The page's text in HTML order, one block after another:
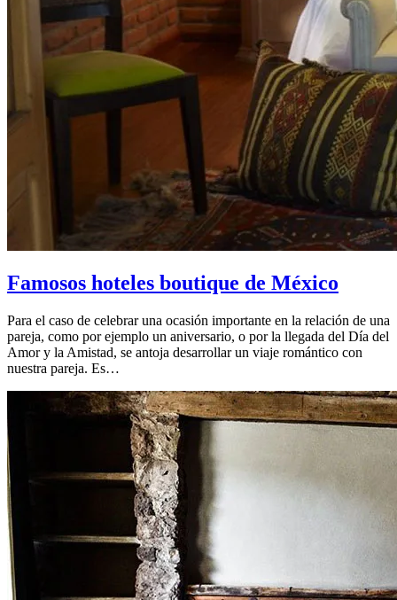
Famosos hoteles boutique de México
Para el caso de celebrar una ocasión importante en la relación de una
pareja, como por ejemplo un aniversario, o por la llegada del Día del
Amor y la Amistad, se antoja desarrollar un viaje romántico con
nuestra pareja. Es…